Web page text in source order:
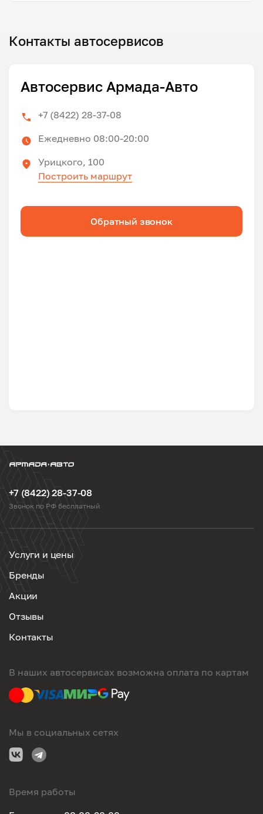
Контакты автосервисов
Автосервис Армада-Авто
+7 (8422) 28-37-08
Ежедневно 08:00-20:00
Урицкого, 100
Построить маршрут
Обратный звонок
+7 (8422) 28-37-08
Звонок по РФ бесплатный
Услуги и цены
Бренды
Акции
Отзывы
Контакты
В наших автосервисах возможна оплата по картам
Мы в социальных сетях
Время работы